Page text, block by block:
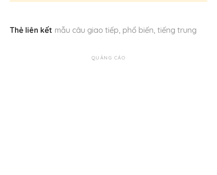
Thẻ liên kết mẫu câu giao tiếp, phổ biến, tiếng trung
QUẢNG CÁO